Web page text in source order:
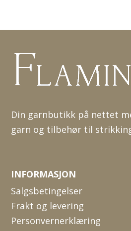
Din garnbutikk på nettet
garn og tilbehør til
INFORMASJON
Salgsbetingelser
Frakt og levering
Personvernerklæring